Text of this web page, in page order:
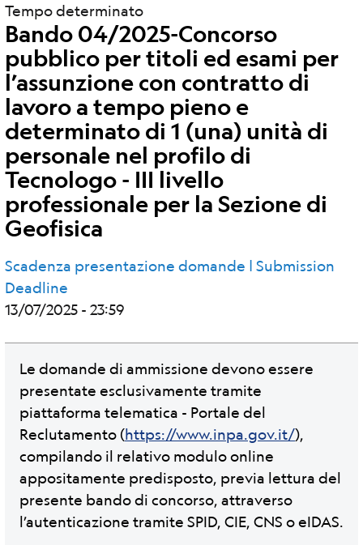
Tempo determinato
Bando 04/2025-Concorso
pubblico per titoli ed esami per
l’assunzione con contratto di
lavoro a tempo pieno e
determinato di 1 (una) unità di
personale nel profilo di
Tecnologo - III livello
professionale per la Sezione di
Geofisica
Scadenza presentazione domande | Submission
Deadline
13/07/2025 - 23:59
Le domande di ammissione devono essere
presentate esclusivamente tramite
piattaforma telematica - Portale del
Reclutamento (https://www.inpa.gov.it/),
compilando il relativo modulo online
appositamente predisposto, previa lettura del
presente bando di concorso, attraverso
l’autenticazione tramite SPID, CIE, CNS o eIDAS.